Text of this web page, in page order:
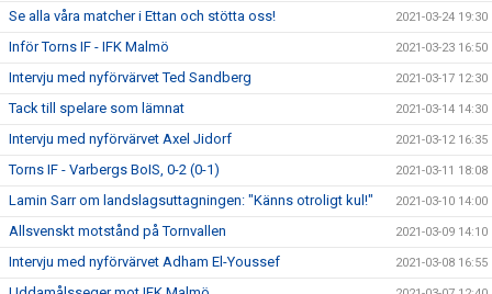
Se alla våra matcher i Ettan och stötta oss! 2021-03-24 19:30
Inför Torns IF - IFK Malmö 2021-03-23 16:50
Intervju med nyförvärvet Ted Sandberg 2021-03-17 12:30
Tack till spelare som lämnat 2021-03-14 14:30
Intervju med nyförvärvet Axel Jidorf 2021-03-12 16:35
Torns IF - Varbergs BoIS, 0-2 (0-1) 2021-03-11 18:08
Lamin Sarr om landslagsuttagningen: "Känns otroligt kul!" 2021-03-10 14:00
Allsvenskt motstånd på Tornvallen 2021-03-09 14:10
Intervju med nyförvärvet Adham El-Youssef 2021-03-08 16:55